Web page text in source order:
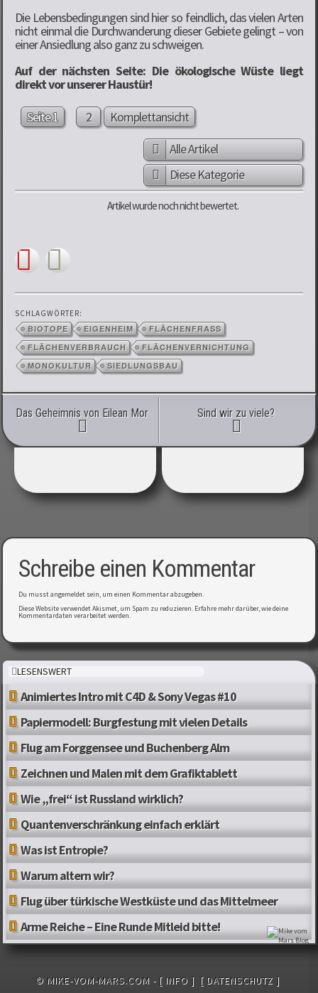
Die Lebensbedingungen sind hier so feindlich, das vielen Arten
nicht einmal die Durchwanderung dieser Gebiete gelingt – von
einer Ansiedlung also ganz zu schweigen.
Auf der nächsten Seite: Die ökologische Wüste liegt
direkt vor unserer Haustür!
Seite 1
2
Komplettansicht
Alle Artikel
Diese Kategorie
Artikel wurde noch nicht bewertet.
SCHLAGWÖRTER:
BIOTOPE EIGENHEIM
FLÄCHENFRASS
FLÄCHENVERBRAUCH
FLÄCHENVERNICHTUNG
MONOKULTUR
SIEDLUNGSBAU
Artikel-Navigation
Das Geheimnis von Eilean Mor Sind wir zu viele?
Schreibe einen Kommentar
Du musstangemeldet sein, um einen Kommentar abzugeben.
Diese Website verwendet Akismet, um Spam zu reduzieren. Erfahre mehr darüber, wie deine
Kommentardaten verarbeitet werden.
LESENSWERT
Animiertes Intro mit C4D & Sony Vegas #10
Papiermodell: Burgfestung mit vielen Details
Flug am Forggensee und Buchenberg Alm
Zeichnen und Malen mit dem Grafiktablett
Wie „frei“ ist Russland wirklich?
Quantenverschränkung einfach erklärt
Was ist Entropie?
Warum altern wir?
Flug über türkische Westküste und das Mittelmeer
Arme Reiche – Eine Runde Mitleid bitte!
© MIKE-VOM-MARS.COM - [ INFO ] [ DATENSCHUTZ ]